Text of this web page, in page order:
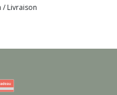
/ Livraison